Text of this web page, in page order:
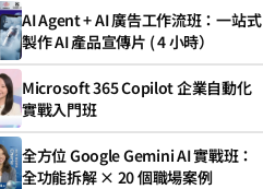
AI Agent + AI 廣告工作流班：一站式
製作 AI 產品宣傳片 ( 4 小時）
Microsoft 365 Copilot 企業自動化
實戰入門班
全方位 Google Gemini AI 實戰班：
全功能拆解 × 20 個職場案例